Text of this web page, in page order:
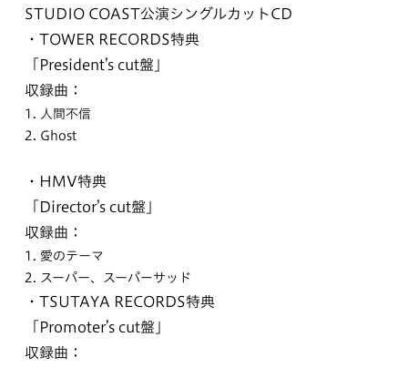
STUDIO COAST公演シングルカットCD
・TOWER RECORDS特典
「President’s cut盤」
収録曲：
1. 人間不信
2. Ghost
・HMV特典
「Director’s cut盤」
収録曲：
1. 愛のテーマ
2. スーパー、スーパーサッド
・TSUTAYA RECORDS特典
「Promoter’s cut盤」
収録曲：